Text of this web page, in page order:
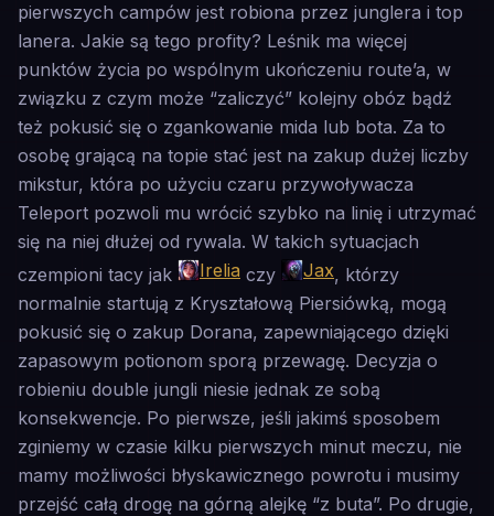
pierwszych campów jest robiona przez junglera i top
lanera. Jakie są tego profity? Leśnik ma więcej
punktów życia po wspólnym ukończeniu route’a, w
związku z czym może “zaliczyć” kolejny obóz bądź
też pokusić się o zgankowanie mida lub bota. Za to
osobę grającą na topie stać jest na zakup dużej liczby
mikstur, która po użyciu czaru przywoływacza
Teleport pozwoli mu wrócić szybko na linię i utrzymać
się na niej dłużej od rywala. W takich sytuacjach
czempioni tacy jak
Irelia czy Jax, którzy
normalnie startują z Kryształową Piersiówką, mogą
pokusić się o zakup Dorana, zapewniającego dzięki
zapasowym potionom sporą przewagę. Decyzja o
robieniu double jungli niesie jednak ze sobą
konsekwencje. Po pierwsze, jeśli jakimś sposobem
zginiemy w czasie kilku pierwszych minut meczu, nie
mamy możliwości błyskawicznego powrotu i musimy
przejść całą drogę na górną alejkę “z buta”. Po drugie,